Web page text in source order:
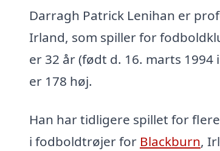
Darragh Patrick Lenihan er
Irland, som spiller for
er 32 år (født d. 16. marts 1994
er 178 høj.
Han har tidligere spillet for
i fodboldtrøjer for Blackburn,